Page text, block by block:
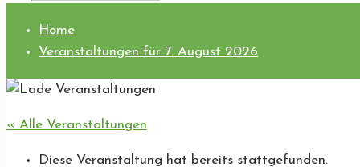
Home
Veranstaltungen für 7. August 2026
« Alle Veranstaltungen
Diese Veranstaltung hat bereits stattgefunden.